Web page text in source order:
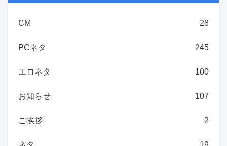
CM 28
PCネタ 245
エロネタ 100
お知らせ 107
ご挨拶 2